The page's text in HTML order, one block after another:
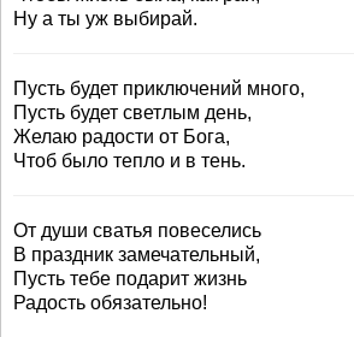
Ну а ты уж выбирай.
Пусть будет приключений много,
Пусть будет светлым день,
Желаю радости от Бога,
Чтоб было тепло и в тень.
От души сватья повеселись
В праздник замечательный,
Пусть тебе подарит жизнь
Радость обязательно!